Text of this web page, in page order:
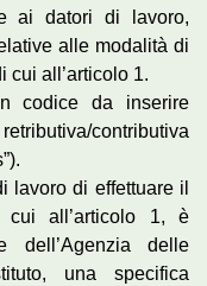
ai datori di lavoro,
alle modalità di
cui all’articolo 1.
codice da inserire
contributiva
lavoro di effettuare il
cui all’articolo 1, è
dell’Agenzia delle
una specifica